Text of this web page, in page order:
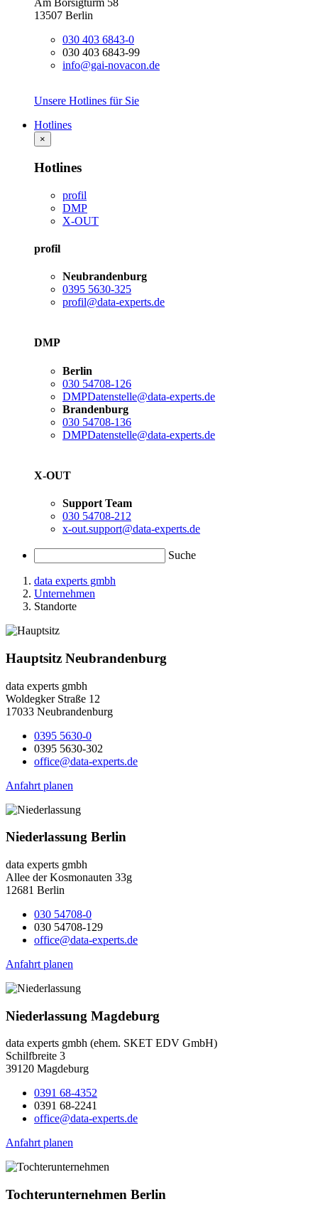
Am Borsigturm 58
13507 Berlin
030 403 6843-0
030 403 6843-99
info@gai-novacon.de
Unsere Hotlines für Sie
Hotlines
×
Hotlines
profil
DMP
X-OUT
profil
Neubrandenburg
0395 5630-325
profil@data-experts.de
DMP
Berlin
030 54708-126
DMPDatenstelle@data-experts.de
Brandenburg
030 54708-136
DMPDatenstelle@data-experts.de
X-OUT
Support Team
030 54708-212
x-out.support@data-experts.de
Suche
data experts gmbh
Unternehmen
Standorte
Hauptsitz Neubrandenburg
data experts gmbh
Woldegker Straße 12
17033 Neubrandenburg
0395 5630-0
0395 5630-302
office@data-experts.de
Anfahrt planen
Niederlassung Berlin
data experts gmbh
Allee der Kosmonauten 33g
12681 Berlin
030 54708-0
030 54708-129
office@data-experts.de
Anfahrt planen
Niederlassung Magdeburg
data experts gmbh (ehem. SKET EDV GmbH)
Schilfbreite 3
39120 Magdeburg
0391 68-4352
0391 68-2241
office@data-experts.de
Anfahrt planen
Tochterunternehmen Berlin